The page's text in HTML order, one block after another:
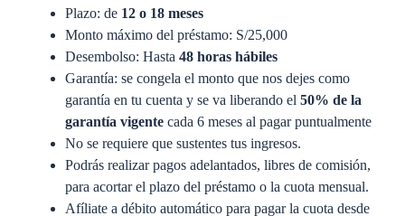
Plazo: de 12 o 18 meses​
Monto máximo del préstamo: S/25,000​
Desembolso: Hasta 48 horas hábiles​
Garantía: se congela el monto que nos dejes como
garantía en tu cuenta y se va liberando el 50% de la
garantía vigente cada 6 meses al pagar puntualmente​
No se requiere que sustentes tus ingresos.​
Podrás realizar pagos adelantados, libres de comisión,
para acortar el plazo del préstamo o la cuota mensual.​
Afíliate a débito automático para pagar la cuota desde